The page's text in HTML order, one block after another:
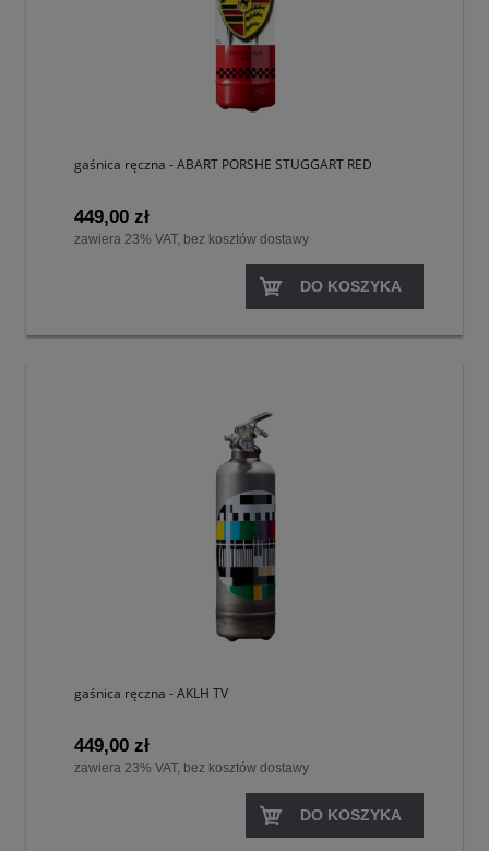
gaśnica ręczna - ABART PORSHE STUGGART RED
449,00 zł
zawiera 23% VAT, bez kosztów dostawy
DO KOSZYKA
gaśnica ręczna - AKLH TV
449,00 zł
zawiera 23% VAT, bez kosztów dostawy
DO KOSZYKA